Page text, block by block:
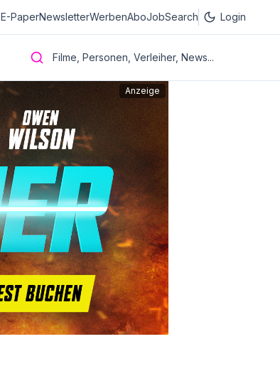
E-PaperNewsletterWerbenAboJobSearch Login
Filme, Personen, Verleiher, News...
Anzeige